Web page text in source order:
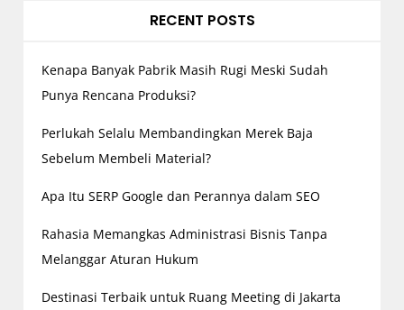
i
o
n
RECENT POSTS
Kenapa Banyak Pabrik Masih Rugi Meski Sudah
Punya Rencana Produksi?
Perlukah Selalu Membandingkan Merek Baja
Sebelum Membeli Material?
Apa Itu SERP Google dan Perannya dalam SEO
Rahasia Memangkas Administrasi Bisnis Tanpa
Melanggar Aturan Hukum
Destinasi Terbaik untuk Ruang Meeting di Jakarta